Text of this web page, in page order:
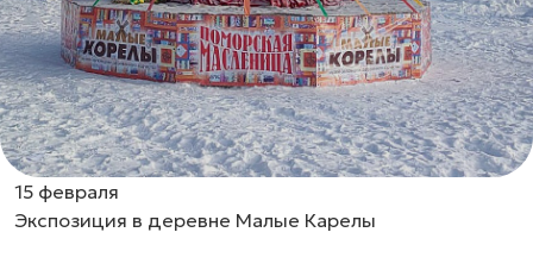
15 февраля
Экспозиция в деревне Малые Карелы